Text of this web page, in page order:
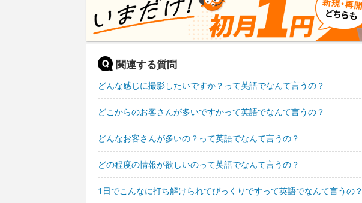
関連する質問
どんな感じに撮影したいですか？って英語でなんて言うの？
どこからのお客さんが多いですかって英語でなんて言うの？
どんなお客さんが多いの？って英語でなんて言うの？
どの程度の情報が欲しいのって英語でなんて言うの？
1日でこんなに打ち解けられてびっくりですって英語でなんて言うの？